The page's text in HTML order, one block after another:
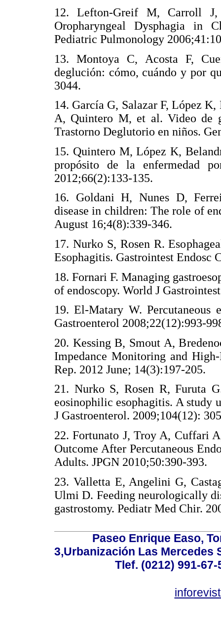
12. Lefton-Greif M, Carroll
Oropharyngeal Dysphagia in
Pediatric Pulmonology
13. Montoya C, Acosta F,
deglución: cómo, cuándo y por
3044.
14. García G, Salazar F, López
A, Quintero M, et al. Video de
Trastorno Deglutorio en niños.
15. Quintero M, López K,
propósito de la enfermedad
2012;66(2):133-135.
16. Goldani H, Nunes D,
disease in children: The role of
August 16;4(8):339-346.
17. Nurko S, Rosen R.
Esophagitis. Gastrointest Endosc
18. Fornari F. Managing
of endoscopy. World J
19. El-Matary W. Percutaneous
Gastroenterol 2008;22(12):993-
20. Kessing B, Smout A,
Impedance Monitoring and
Rep. 2012 June; 14(3):197-205.
21. Nurko S, Rosen R, Furuta
eosinophilic esophagitis. A study
J Gastroenterol. 2009;104(12):
22. Fortunato J, Troy A, Cuffari
Outcome After Percutaneous
Adults. JPGN 2010;50:390-393.
23. Valletta E, Angelini G,
Ulmi D. Feeding neurologically
gastrostomy. Pediatr Med Chir.
Paseo Enrique Easo,
3,Urbanización Las Mercedes
Tlef. (0212) 991-